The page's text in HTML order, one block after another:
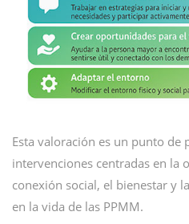
Esta valoración es un punto de
intervenciones centradas en la
conexión social, el bienestar y
en la vida de las PPMM.